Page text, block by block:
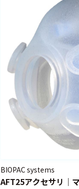
BIOPAC systems
AFT25アクセサリ｜